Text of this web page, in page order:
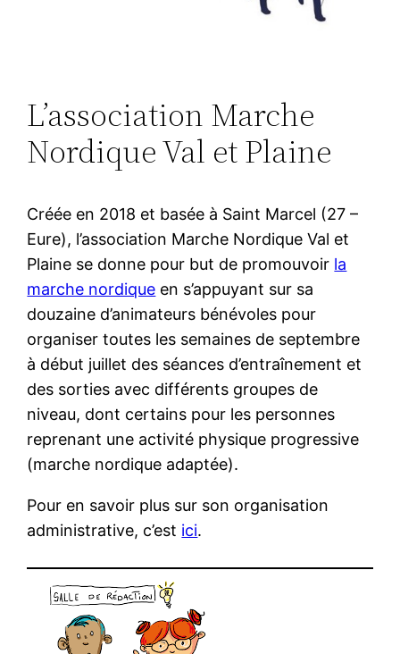
L’association Marche
Nordique Val et Plaine
Créée en 2018 et basée à Saint Marcel (27 –
Eure), l’association Marche Nordique Val et
Plaine se donne pour but de promouvoir la
marche nordique en s’appuyant sur sa
douzaine d’animateurs bénévoles pour
organiser toutes les semaines de septembre
à début juillet des séances d’entraînement et
des sorties avec différents groupes de
niveau, dont certains pour les personnes
reprenant une activité physique progressive
(marche nordique adaptée).
Pour en savoir plus sur son organisation
administrative, c’est ici.